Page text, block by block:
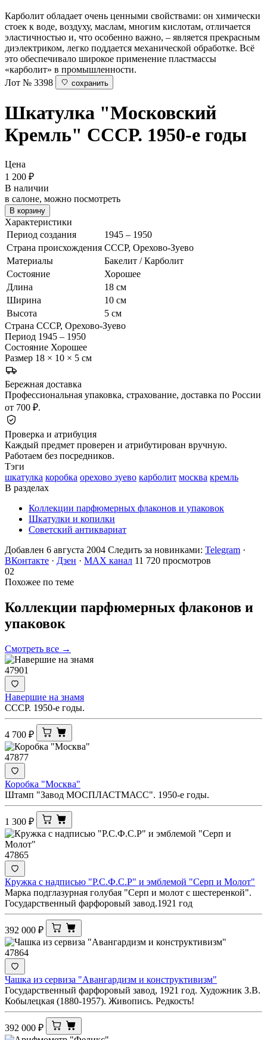
Карболит обладает очень ценными свойствами: он химически
стоек к воде, воздуху, маслам, многим кислотам, отличается
эластичностью и, что особенно важно, – является прекрасным
диэлектриком, легко поддается механической обработке. Всё
это обеспечивало широкое применение пластмассы
«карболит» в промышленности.
Лот № 3398
сохранить
Шкатулка "Московский
Кремль" СССР. 1950-е годы
Цена
1 200 ₽
В наличии
в салоне, можно посмотреть
В корзину
Характеристики
Период создания
1945 – 1950
Страна происхождения СССР, Орехово-Зуево
Материалы
Бакелит / Карболит
Состояние
Хорошее
Длина
18 см
Ширина
10 см
Высота
5 см
Страна СССР, Орехово-Зуево
Период 1945 – 1950
Состояние Хорошее
Размер 18 × 10 × 5 см
Бережная доставка
Профессиональная упаковка, страхование, доставка по России
от 700 ₽.
Проверка и атрибуция
Каждый предмет проверен и атрибутирован вручную.
Работаем без посредников.
Тэги
шкатулка коробка орехово зуево карболит москва кремль
В разделах
Коллекции парфюмерных флаконов и упаковок
Шкатулки и копилки
Советский антиквариат
Добавлен 6 августа 2004 Следить за новинками: Telegram ·
ВКонтакте · Дзен · MAX канал 11 720 просмотров
02
Похожее по теме
Коллекции парфюмерных флаконов и
упаковок
Смотреть все →
47901
Навершие на знамя
СССР. 1950-е годы.
4 700 ₽
47877
Коробка "Москва"
Штамп "Завод МОСПЛАСТМАСС". 1950-е годы.
1 300 ₽
47865
Кружка с надписью "Р.С.Ф.С.Р" и эмблемой "Серп и Молот"
Марка подглазурная голубая "Серп и молот с шестеренкой".
Государственный фарфоровый завод.1921 год
392 000 ₽
47864
Чашка из сервиза "Авангардизм и конструктивизм"
Государственный фарфоровый завод, 1921 год. Художник З.В.
Кобылецкая (1880-1957). Живопись. Редкость!
392 000 ₽